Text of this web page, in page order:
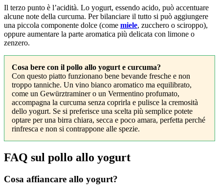
Il terzo punto è l’acidità. Lo yogurt, essendo acido, può accentuare
alcune note della curcuma. Per bilanciare il tutto si può aggiungere
una piccola componente dolce (come miele, zucchero o sciroppo),
oppure aumentare la parte aromatica più delicata con limone o
zenzero.
Cosa bere con il pollo allo yogurt e curcuma?
Con questo piatto funzionano bene bevande fresche e non
troppo tanniche. Un vino bianco aromatico ma equilibrato,
come un Gewürztraminer o un Vermentino profumato,
accompagna la curcuma senza coprirla e pulisce la cremosità
dello yogurt. Se si preferisce una scelta più semplice potete
optare per una birra chiara, secca e poco amara, perfetta perché
rinfresca e non si contrappone alle spezie.
FAQ sul pollo allo yogurt
Cosa affiancare allo yogurt?